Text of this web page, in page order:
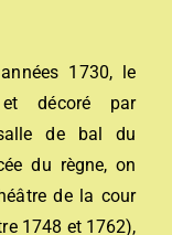
1730, le
et décoré par
de bal du
du règne, on
de la cour
1748 et 1762),